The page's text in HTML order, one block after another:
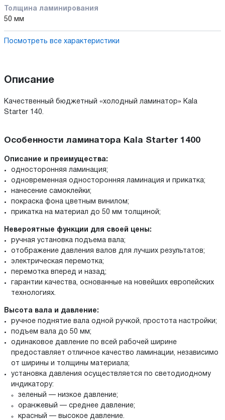
Толщина ламинирования
50 мм
Посмотреть все характеристики
Описание
Качественный бюджетный «холодный ламинатор» Kala
Starter 140.
Особенности ламинатора Kala Starter 1400
Описание и преимущества:
односторонняя ламинация;
одновременная односторонняя ламинация и прикатка;
нанесение самоклейки;
покраска фона цветным винилом;
прикатка на материал до 50 мм толщиной;
Невероятные функции для своей цены:
ручная установка подъема вала;
отображение давления валов для лучших результатов;
электрическая перемотка;
перемотка вперед и назад;
гарантии качества, основанные на новейших европейских
технологиях.
Высота вала и давление:
ручное поднятие вала одной ручкой, простота настройки;
подъем вала до 50 мм;
одинаковое давление по всей рабочей ширине
предоставляет отличное качество ламинации, независимо
от ширины и толщины материала;
установка давления осуществляется по светодиодному
индикатору:
зеленый — низкое давление;
оранжевый — среднее давление;
красный — высокое давление.